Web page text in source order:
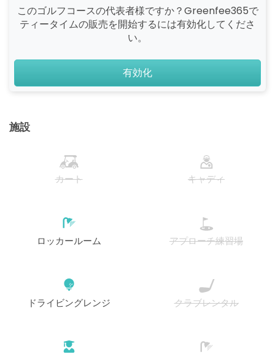
このゴルフコースの代表者様ですか？Greenfee365で
ティータイムの販売を開始するには有効化してくださ
い。
有効化
施設
カート キャディ
ロッカールーム アプローチ練習場
ドライビングレンジ クラブレンタル